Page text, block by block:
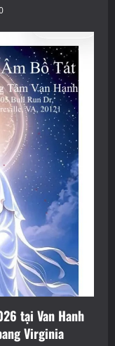
tại Van Hanh
Virginia